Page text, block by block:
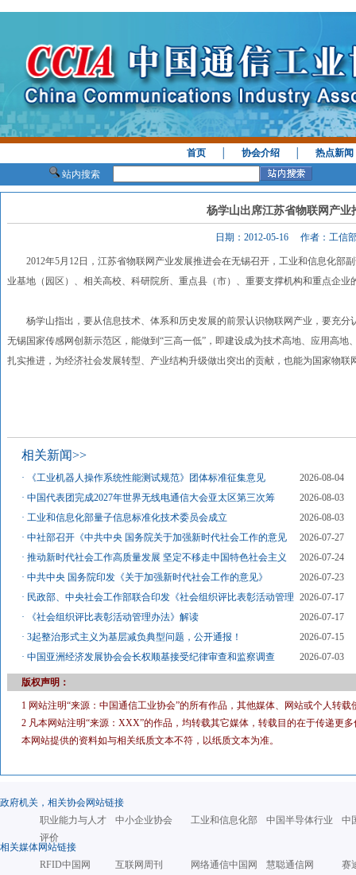
首页 │协会介绍 │热点新闻
站内搜索
杨学山出席江苏省物联网产业
日期：2012-05-16 作者：工信
2012年5月12日，江苏省物联网产业发展推进会在无锡召开，工业和信息化部
业基地（园区）、相关高校、科研院所、重点县（市）、重要支撑机构和重点企业
杨学山指出，要从信息技术、体系和历史发展的前景认识物联网产业，要充分
无锡国家传感网创新示范区，能做到“三高一低”，即建设成为技术高地、应用高
扎实推进，为经济社会发展转型、产业结构升级做出突出的贡献，也能为国家物联
相关新闻>>
· 《工业机器人操作系统性能测试规范》团体标准征集意见
2026-08-04
·中国代表团完成2027年世界无线电通信大会亚太区第三次筹
2026-08-03
·工业和信息化部量子信息标准化技术委员会成立
2026-08-03
·中社部召开《中共中央 国务院关于加强新时代社会工作的意见
2026-07-27
·推动新时代社会工作高质量发展 坚定不移走中国特色社会主义
2026-07-24
·中共中央 国务院印发《关于加强新时代社会工作的意见》
2026-07-23
· 民政部、中央社会工作部联合印发《社会组织评比表彰活动管理
2026-07-17
·
《社会组织评比表彰活动管理办法》解读
2026-07-17
·3起整治形式主义为基层减负典型问题，公开通报！
2026-07-15
·中国亚洲经济发展协会会长权顺基接受纪律审查和监察调查 2026-07-03
版权声明：
1 网站注明“来源：中国通信工业协会”的所有作品，其他媒体、网站或个人转
2 凡本网站注明“来源：XXX”的作品，均转载其它媒体，转载目的在于传递更
本网站提供的资料如与相关纸质文本不符，以纸质文本为准。
政府机关，相关协会网站链接
职业能力与人才
评价
中小企业协会 工业和信息化部 中国半导体行业 中
相关媒体网站链接
RFID中国网
互联网周刊 网络通信中国网 慧聪通信网 赛